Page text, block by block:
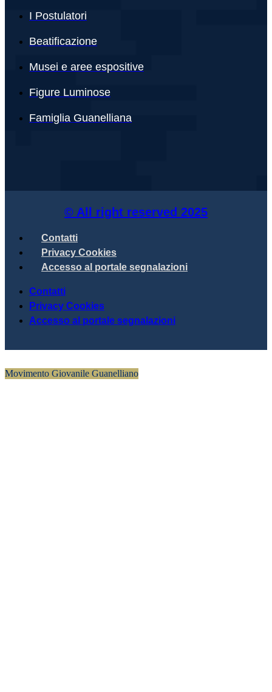
Movimento Giovanile Guanelliano
I Postulatori
Beatificazione
Musei e aree espositive
Figure Luminose
Famiglia Guanelliana
© All right reserved 2025
Contatti
Privacy Cookies
Accesso al portale segnalazioni
Contatti
Privacy Cookies
Accesso al portale segnalazioni